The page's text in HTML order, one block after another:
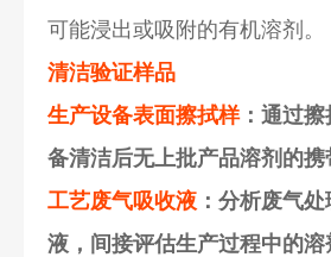
可能浸出或吸附的有机溶剂。
清洁验证样品
生产设备表面擦拭样：通过擦
备清洁后无上批产品溶剂的携
工艺废气吸收液 ：分析废气
液，间接评估生产过程中的